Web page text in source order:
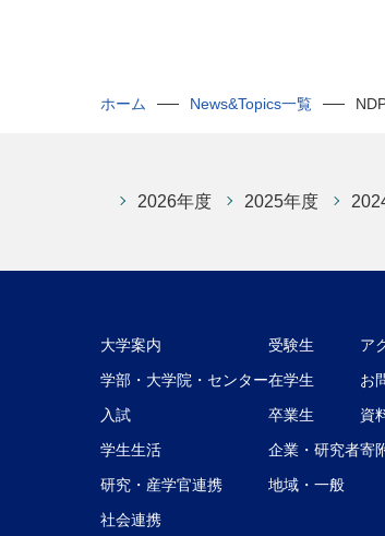
ホーム News&Topics一覧
2026年度 2025年度
大学案内
学部・大学院・センター
入試
学生生活
研究・産学官連携
社会連携
受験生
在学生
卒業生
企業・研究者
地域・一般
ア
お
資
寄